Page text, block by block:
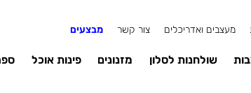
מעצבים ואדריכלים צור קשר מבצעים
שולחנות לסלון מזנונים פינות אוכל